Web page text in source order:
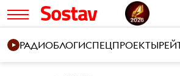
РАДИОБЛОГИСПЕЦПРОЕКТЫ